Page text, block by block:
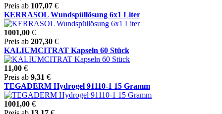
Preis ab 107,07 €
KERRASOL Wundspüllösung 6x1 Liter
1001,00 €
Preis ab 207,30 €
KALIUMCITRAT Kapseln 60 Stück
11,00 €
Preis ab 9,31 €
TEGADERM Hydrogel 91110-1 15 Gramm
1001,00 €